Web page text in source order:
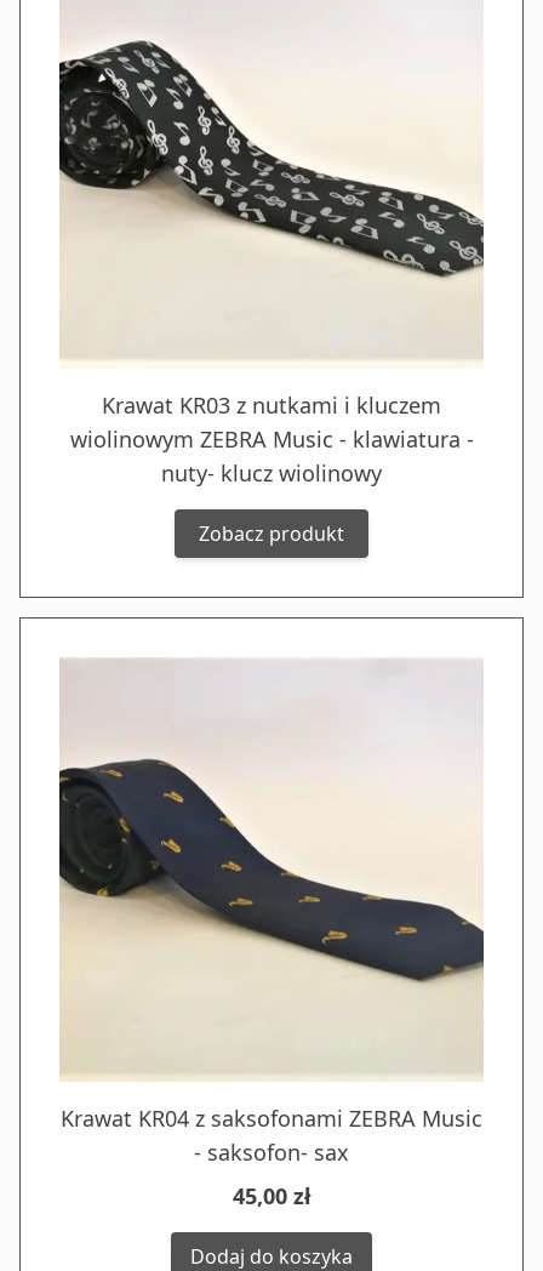
Krawat KR03 z nutkami i kluczem
wiolinowym ZEBRA Music - klawiatura -
nuty- klucz wiolinowy
Zobacz produkt
Krawat KR04 z saksofonami ZEBRA Music
- saksofon- sax
45,00 zł
Dodaj do koszyka